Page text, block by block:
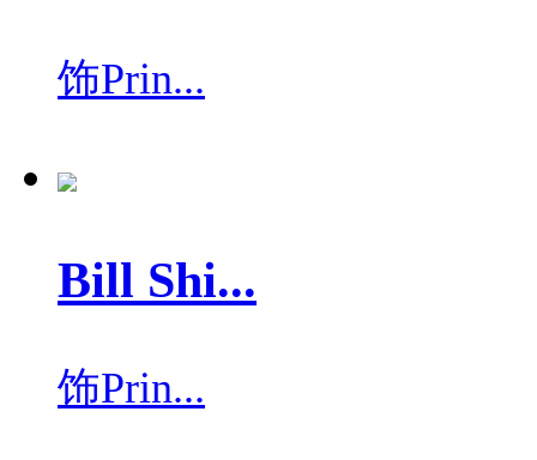
饰Prin...
Bill Shi...
饰Prin...